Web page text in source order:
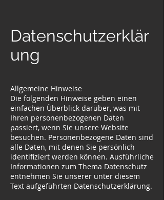
Datenschutzerklär
ung
Allgemeine Hinweise
Die folgenden Hinweise geben einen
einfachen Überblick darüber, was mit
Ihren personenbezogenen Daten
passiert, wenn Sie unsere Website
besuchen. Personenbezogene Daten sind
alle Daten, mit denen Sie persönlich
identifiziert werden können. Ausführliche
Informationen zum Thema Datenschutz
entnehmen Sie unserer unter diesem
Text aufgeführten Datenschutzerklärung.